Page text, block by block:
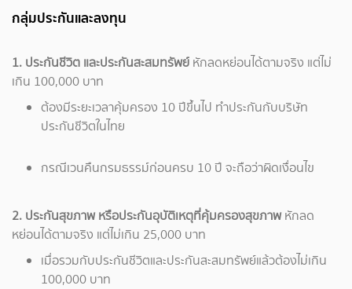
กลุ่มประกันและลงทุน
1. ประกันชีวิต และประกันสะสมทรัพย์ หักลดหย่อนได้ตามจริง แต่ไม่
เกิน 100,000 บาท
ต้องมีระยะเวลาคุ้มครอง 10 ปีขึ้นไป ทำประกันกับบริษัท
ประกันชีวิตในไทย
กรณีเวนคืนกรมธรรม์ก่อนครบ 10 ปี จะถือว่าผิดเงื่อนไข
2. ประกันสุขภาพ หรือประกันอุบัติเหตุที่คุ้มครองสุขภาพ หักลด
หย่อนได้ตามจริง แต่ไม่เกิน 25,000 บาท
เมื่อรวมกับประกันชีวิตและประกันสะสมทรัพย์แล้วต้องไม่เกิน
100,000 บาท